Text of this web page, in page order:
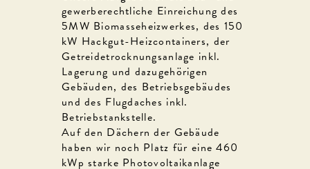
gewerberechtliche Einreichung des
5MW Biomasseheizwerkes, des 150
kW Hackgut-Heizcontainers, der
Getreidetrocknungsanlage inkl.
Lagerung und dazugehörigen
Gebäuden, des Betriebsgebäudes
und des Flugdaches inkl.
Betriebstankstelle.
Auf den Dächern der Gebäude
haben wir noch Platz für eine 460
kWp starke Photovoltaikanlage